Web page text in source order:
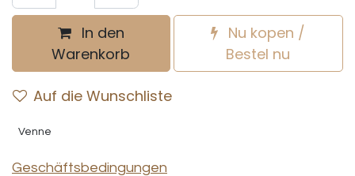
In den
Warenkorb
Nu kopen /
Bestel nu
Auf die Wunschliste
Venne
Geschäftsbedingungen